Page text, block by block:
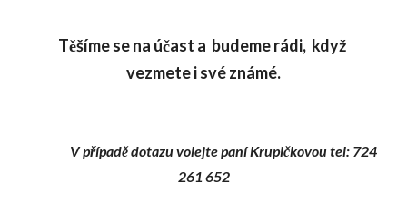
Těšíme se na účast a  budeme rádi,  když
vezmete i své známé.
V případě dotazu volejte paní Krupičkovou tel: 724
261 652